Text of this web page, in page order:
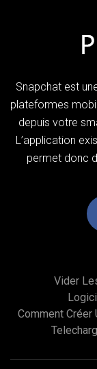
Snapchat est
plateformes
depuis votre
L’application
permet donc
Vider
Comment Créer